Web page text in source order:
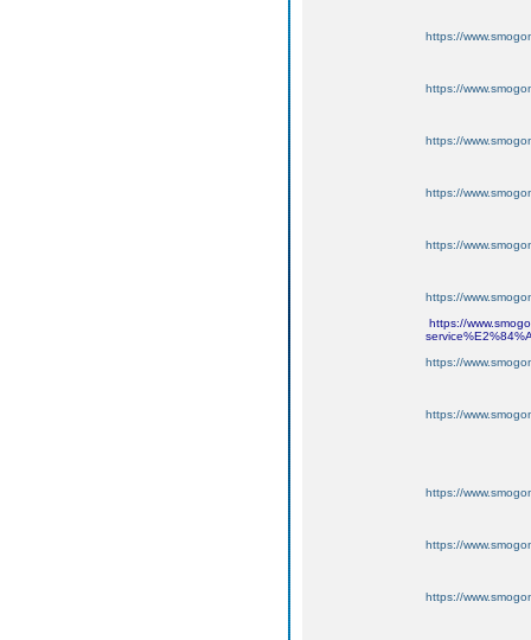
https://
https://
https://
https://
https://
https://
https://
https://
https://
https://
https://
https://